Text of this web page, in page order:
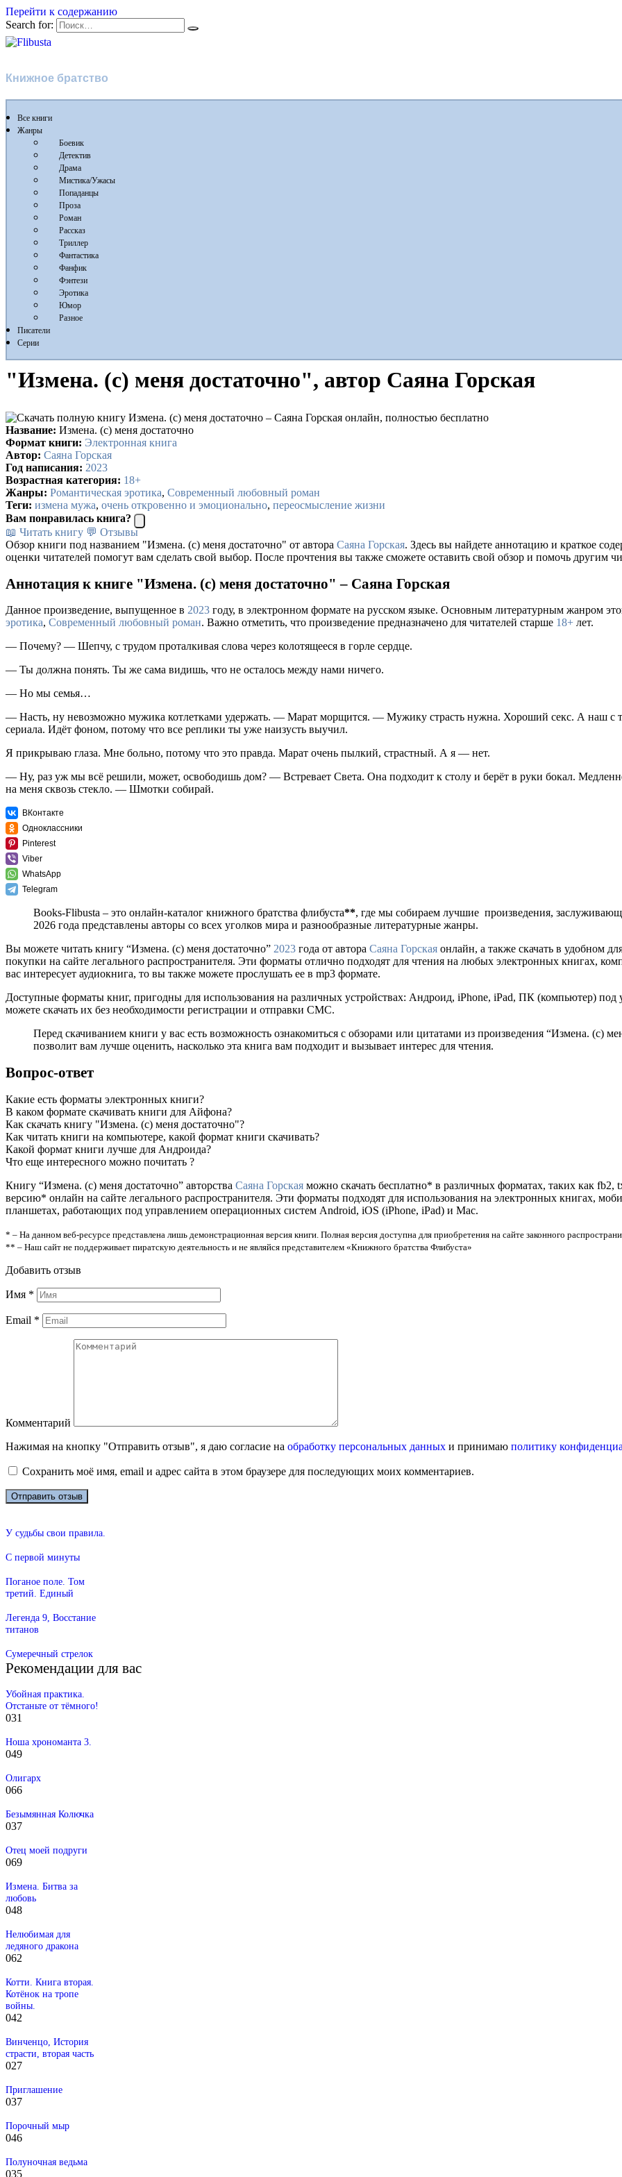
Перейти к содержанию
Search for:
Книжное братство
Все книги
Жанры
Боевик
Детектив
Драма
Мистика/Ужасы
Попаданцы
Проза
Роман
Рассказ
Триллер
Фантастика
Фанфик
Фэнтези
Эротика
Юмор
Разное
Писатели
Серии
"Измена. (с) меня достаточно", автор Саяна Горская
Название: Измена. (с) меня достаточно
Формат книги: Электронная книга
Автор: Саяна Горская
Год написания: 2023
Возрастная категория: 18+
Жанры: Романтическая эротика, Современный любовный роман
Теги: измена мужа, очень откровенно и эмоционально, переосмысление жизни
Вам понравилась книга?
📖 Читать книгу 💬 Отзывы
Обзор книги под названием "Измена. (с) меня достаточно" от автора Саяна Горская. Здесь вы найдете аннотацию и краткое
оценки читателей помогут вам сделать свой выбор. После прочтения вы также сможете оставить свой обзор и помочь другим
Аннотация к книге "Измена. (с) меня достаточно" – Саяна Горская
Данное произведение, выпущенное в 2023 году, в электронном формате на русском языке. Основным литературным жанром
эротика, Современный любовный роман. Важно отметить, что произведение предназначено для читателей старше 18+ лет.
— Почему? — Шепчу, с трудом проталкивая слова через колотящееся в горле сердце.
— Ты должна понять. Ты же сама видишь, что не осталось между нами ничего.
— Но мы семья…
— Насть, ну невозможно мужика котлетками удержать. — Марат морщится. — Мужику страсть нужна. Хороший секс. А наш с
сериала. Идёт фоном, потому что все реплики ты уже наизусть выучил.
Я прикрываю глаза. Мне больно, потому что это правда. Марат очень пылкий, страстный. А я — нет.
— Ну, раз уж мы всё решили, может, освободишь дом? — Встревает Света. Она подходит к столу и берёт в руки бокал.
на меня сквозь стекло. — Шмотки собирай.
ВКонтакте
Одноклассники
Pinterest
Viber
WhatsApp
Telegram
Books-Flibusta – это онлайн-каталог книжного братства флибуста**, где мы собираем лучшие произведения,
2026 года представлены авторы со всех уголков мира и разнообразные литературные жанры.
Вы можете читать книгу “Измена. (с) меня достаточно” 2023 года от автора Саяна Горская онлайн, а также скачать в удобном
покупки на сайте легального распространителя. Эти форматы отлично подходят для чтения на любых электронных книгах,
вас интересует аудиокнига, то вы также можете прослушать ее в mp3 формате.
Доступные форматы книг, пригодны для использования на различных устройствах: Андроид, iPhone, iPad, ПК (компьютер)
можете скачать их без необходимости регистрации и отправки СМС.
Перед скачиванием книги у вас есть возможность ознакомиться с обзорами или цитатами из произведения “Измена. (с)
позволит вам лучше оценить, насколько эта книга вам подходит и вызывает интерес для чтения.
Вопрос-ответ
Какие есть форматы электронных книги?
В каком формате скачивать книги для Айфона?
Как скачать книгу "Измена. (с) меня достаточно"?
Как читать книги на компьютере, какой формат книги скачивать?
Какой формат книги лучше для Андроида?
Что еще интересного можно почитать ?
Книгу “Измена. (с) меня достаточно” авторства Саяна Горская можно скачать бесплатно* в различных форматах, таких как fb2,
версию* онлайн на сайте легального распространителя. Эти форматы подходят для использования на электронных книгах,
планшетах, работающих под управлением операционных систем Android, iOS (iPhone, iPad) и Mac.
* – На данном веб-ресурсе представлена лишь демонстрационная версия книги. Полная версия доступна для приобретения на сайте законного
** – Наш сайт не поддерживает пиратскую деятельность и не являйся представителем «Книжного братства Флибуста»
Добавить отзыв
Имя *
Email *
Комментарий
Нажимая на кнопку "Отправить отзыв", я даю согласие на обработку персональных данных и принимаю политику
Сохранить моё имя, email и адрес сайта в этом браузере для последующих моих комментариев.
У судьбы свои правила.
С первой минуты
Поганое поле. Том
третий. Единый
Легенда 9, Восстание
титанов
Сумеречный стрелок
Рекомендации для вас
Убойная практика.
Отстаньте от тёмного!
031
Ноша хрономанта 3.
049
Олигарх
066
Безымянная Колючка
037
Отец моей подруги
069
Измена. Битва за
любовь
048
Нелюбимая для
ледяного дракона
062
Котти. Книга вторая.
Котёнок на тропе
войны.
042
Винченцо, История
страсти, вторая часть
027
Приглашение
037
Порочный мыр
046
Полуночная ведьма
035